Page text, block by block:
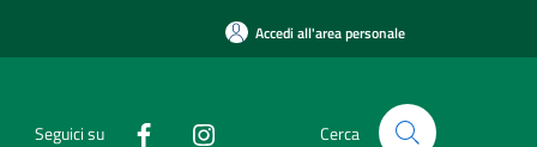
Accedi all'area personale
Seguici su Cerca